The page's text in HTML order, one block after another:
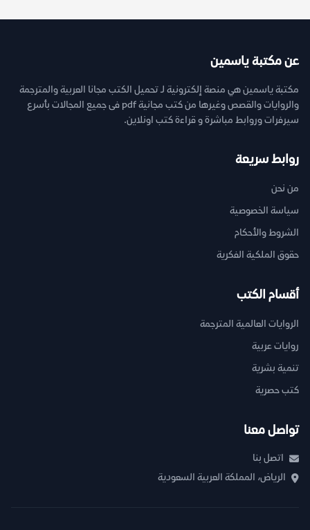
عن مكتبة ياسمين
مكتبة ياسمين هي منصة إلكترونية لـ تحميل الكتب مجانا العربية والمترجمة
والروايات والقصص وغيرها من كتب مجانية pdf فى جميع المجالات بأسرع
سيرفرات وروابط مباشرة و قراءة كتب اونلاين.
روابط سريعة
من نحن
سياسة الخصوصية
الشروط والأحكام
حقوق الملكية الفكرية
أقسام الكتب
الروايات العالمية المترجمة
روايات عربية
تنمية بشرية
كتب حصرية
تواصل معنا
اتصل بنا
الرياض، المملكة العربية السعودية